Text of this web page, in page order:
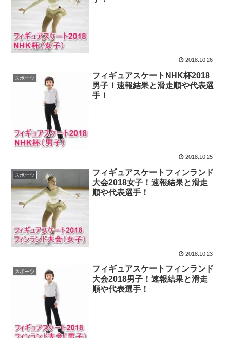
2018.10.26
スポーツ
フィギュアスケートNHK杯2018
男子！速報結果と滑走順や代表選
手！
2018.10.25
スポーツ
フィギュアスケートフィンランド
大会2018女子！速報結果と滑走
順や代表選手！
2018.10.23
スポーツ
フィギュアスケートフィンランド
大会2018男子！速報結果と滑走
順や代表選手！